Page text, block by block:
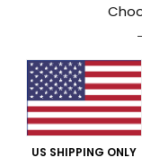
US SHIPPING ONLY